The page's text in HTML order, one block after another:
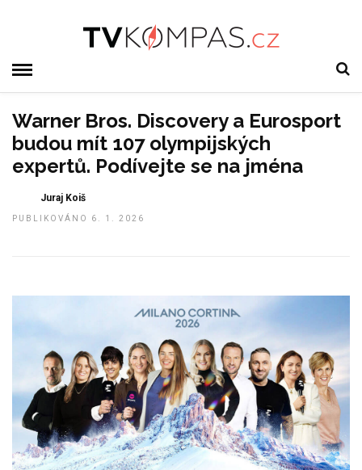
Warner Bros. Discovery a Eurosport
budou mít 107 olympijských
expertů. Podívejte se na jména
Juraj Koiš
PUBLIKOVÁNO 6. 1. 2026